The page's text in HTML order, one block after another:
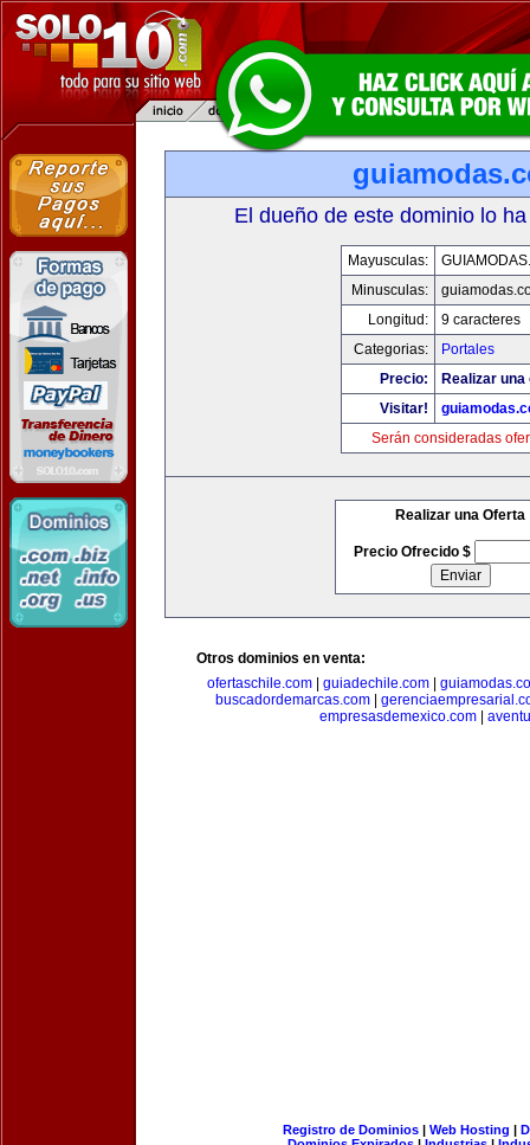
El dueño de este dominio lo
Mayusculas:
Minusculas:
Longitud:
9 caracteres
Categorias:
Portales
Precio:
Realizar
Visitar!
Serán consideradas
Realizar una Oferta
Precio Ofrecido $
Otros dominios en venta:
ofertaschile.com
guiadechile.com
buscadordemarcas.com|
empresasdemexico.com|
Registro de Dominios| Web Hosting |